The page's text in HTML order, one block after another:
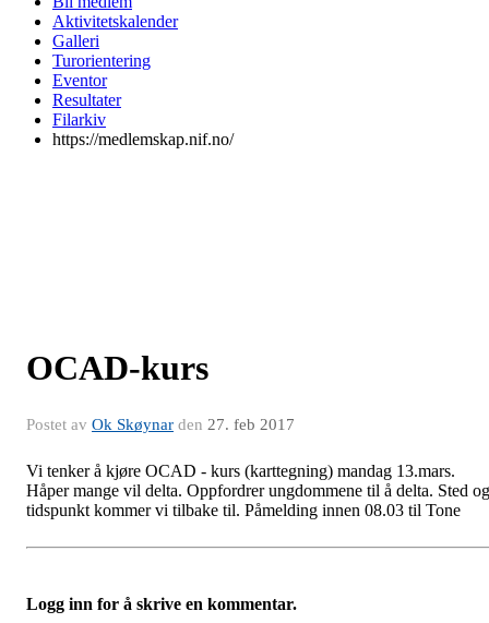
Aktivitetskalender
Galleri
Turorientering
Eventor
Resultater
Filarkiv
https://medlemskap.nif.no/
OCAD-kurs
Postet av Ok Skøynar den 27. feb 2017
Vi tenker å kjøre OCAD - kurs (karttegning) mandag 13.mars.
Håper mange vil delta. Oppfordrer ungdommene til å delta. Sted og
tidspunkt kommer vi tilbake til. Påmelding innen 08.03 til Tone
Logg inn for å skrive en kommentar.